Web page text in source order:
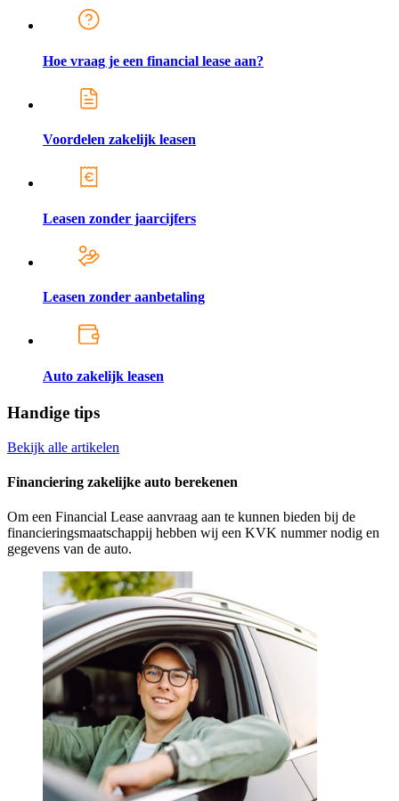
Hoe vraag je een financial lease aan?
Voordelen zakelijk leasen
Leasen zonder jaarcijfers
Leasen zonder aanbetaling
Auto zakelijk leasen
Handige tips
Bekijk alle artikelen
Financiering zakelijke auto berekenen
Om een Financial Lease aanvraag aan te kunnen bieden bij de
financieringsmaatschappij hebben wij een KVK nummer nodig en
gegevens van de auto.